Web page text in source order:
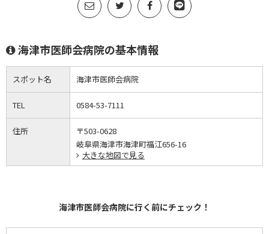
海津市医師会病院の基本情報
スポット名 海津市医師会病院
TEL 0584-53-7111
住所
〒503-0628
岐阜県海津市海津町福江656-16
大きな地図で見る
海津市医師会病院に行く前にチェック！